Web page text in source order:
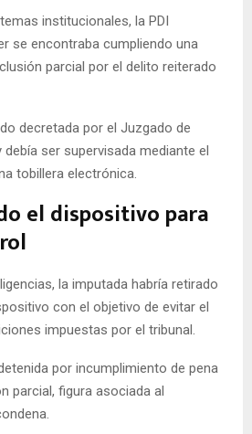
institucionales, la PDI
se encontraba cumpliendo una
parcial por el delito reiterado
decretada por el Juzgado de
ser supervisada mediante el
tobillera electrónica.
el dispositivo para
la imputada habría retirado
con el objetivo de evitar el
impuestas por el tribunal.
por incumplimiento de pena
parcial, figura asociada al